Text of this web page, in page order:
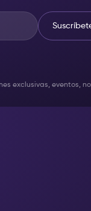
exclusivas, eventos,